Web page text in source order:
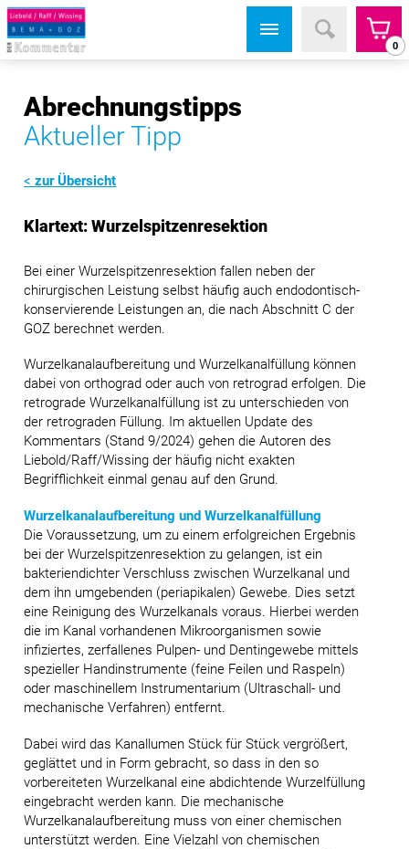
0
Abrechnungstipps
Aktueller Tipp
zur Übersicht
Klartext: Wurzelspitzenresektion
Bei einer Wurzelspitzenresektion fallen neben der
chirurgischen Leistung selbst häufig auch endodontisch-
konservierende Leistungen an, die nach Abschnitt C der
GOZ berechnet werden.
Wurzelkanalaufbereitung und Wurzelkanalfüllung können
dabei von orthograd oder auch von retrograd erfolgen. Die
retrograde Wurzelkanalfüllung ist zu unterschieden von
der retrograden Füllung. Im aktuellen Update des
Kommentars (Stand 9/2024) gehen die Autoren des
Liebold/Raff/Wissing der häufig nicht exakten
Begrifflichkeit einmal genau auf den Grund.
Wurzelkanalaufbereitung und Wurzelkanalfüllung
Die Voraussetzung, um zu einem erfolgreichen Ergebnis
bei der Wurzelspitzenresektion zu gelangen, ist ein
bakteriendichter Verschluss zwischen Wurzelkanal und
dem ihn umgebenden (periapikalen) Gewebe. Dies setzt
eine Reinigung des Wurzelkanals voraus. Hierbei werden
die im Kanal vorhandenen Mikroorganismen sowie
infiziertes, zerfallenes Pulpen- und Dentingewebe mittels
spezieller Handinstrumente (feine Feilen und Raspeln)
oder maschinellem Instrumentarium (Ultraschall- und
mechanische Verfahren) entfernt.
Dabei wird das Kanallumen Stück für Stück vergrößert,
geglättet und in Form gebracht, so dass in den so
vorbereiteten Wurzelkanal eine abdichtende Wurzelfüllung
eingebracht werden kann. Die mechanische
Wurzelkanalaufbereitung muss von einer chemischen
unterstützt werden. Eine Vielzahl von chemischen